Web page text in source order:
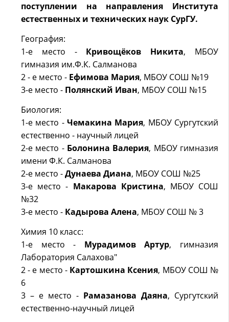
поступлении на направления Института
естественных и технических наук СурГУ.
География:
1-е место - Кривощёков Никита, МБОУ
гимназия им.Ф.К. Салманова
2 - е место - Ефимова Мария, МБОУ СОШ №19
3-е место - Полянский Иван, МБОУ СОШ №15
Биология:
1-е место - Чемакина Мария, МБОУ Сургутский
естественно - научный лицей
2-е место - Болонина Валерия, МБОУ гимназия
имени Ф.К. Салманова
2-е место -Дунаева Диана, МБОУ СОШ №25
3-е место - Макарова Кристина, МБОУ СОШ
№32
3-е место - Кадырова Алена, МБОУ СОШ № 3
Химия 10 класс:
1-е место - Мурадимов Артур, гимназия
Лаборатория Салахова"
2 - е место - Картошкина Ксения, МБОУ СОШ №
6
3 – е место - Рамазанова Даяна, Сургутский
естественно-научный лицей